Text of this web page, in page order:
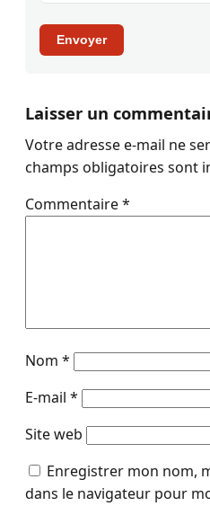
Envoyer
Laisser un
Votre adresse e-mail ne
champs obligatoires sont
Commentaire*
Nom *
E-mail *
Site web
Enregistrer mon nom,
dans le navigateur pour